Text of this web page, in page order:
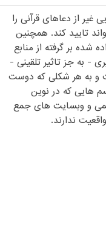
از دعاهای قرآنی را
تایید کند. همچنین
شده بر گرفته از منابع
- به جز تاثیر تلقینی -
و به هر شکلی که دوست
هایی که در نوین
و وبسایت های جمع
ندارند.